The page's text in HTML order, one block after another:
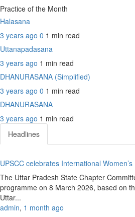
Practice of the Month
Halasana
3 years ago 0 1 min read
Uttanapadasana
3 years ago 1 min read
DHANURASANA (Simplified)
3 years ago 0 1 min read
DHANURASANA
3 years ago 1 min read
Headlines
UPSCC celebrates International
The Uttar Pradesh State Chapter
programme on 8 March 2026, based on
Uttar...
admin, 1 month ago